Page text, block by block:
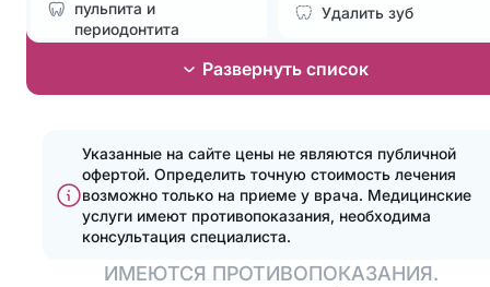
пульпита и
периодонтита
Лечение без боли и
Эстетические
реставрации
Отбелить зубы
Удалить зуб
Эстетическая
стоматология
Поставить брекеты,
исправить прикус
Развернуть список
Указанные на сайте цены не являются публичной
офертой. Определить точную стоимость лечения
возможно только на приеме у врача. Медицинские
услуги имеют противопоказания, необходима
консультация специалиста.
ИМЕЮТСЯ ПРОТИВОПОКАЗАНИЯ.